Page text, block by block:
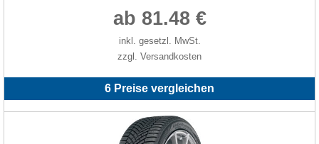
ab 81.48 €
inkl. gesetzl. MwSt.
zzgl. Versandkosten
6 Preise vergleichen